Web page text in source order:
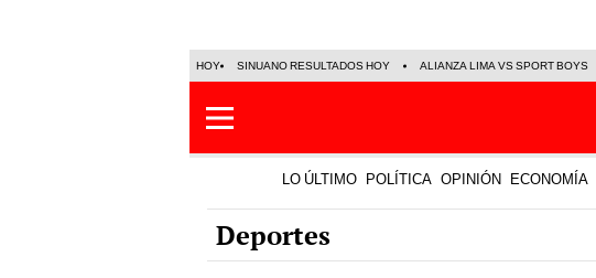
HOY SINUANO RESULTADOS HOY ALIANZA LIMA VS SPORT BOYS
LO ÚLTIMO POLÍTICA OPINIÓN ECONOMÍA
Deportes